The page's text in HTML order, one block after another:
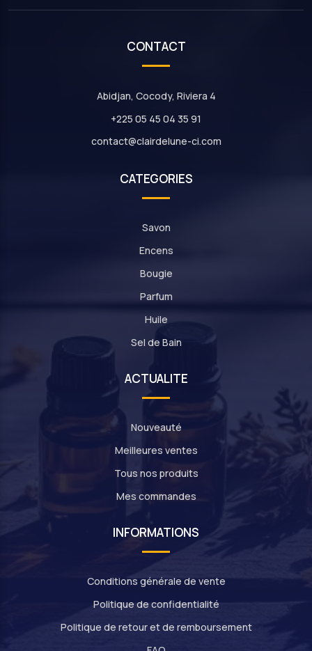
CONTACT
Abidjan, Cocody, Riviera 4
+225 05 45 04 35 91
contact@clairdelune-ci.com
CATEGORIES
Savon
Encens
Bougie
Parfum
Huile
Sel de Bain
ACTUALITE
Nouveauté
Meilleures ventes
Tous nos produits
Mes commandes
INFORMATIONS
Conditions générale de vente
Politique de confidentialité
Politique de retour et de remboursement